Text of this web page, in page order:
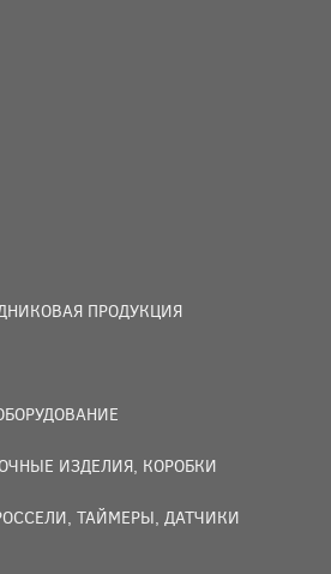
ПРОДУКЦИЯ
ИЗДЕЛИЯ, КОРОБКИ
ТАЙМЕРЫ, ДАТЧИКИ